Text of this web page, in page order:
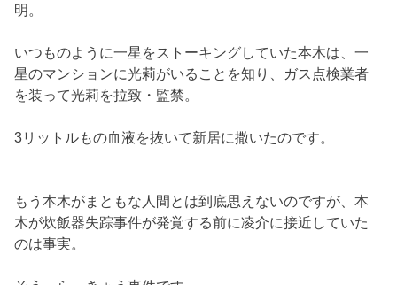
明。
いつものように一星をストーキングしていた本木は、一
星のマンションに光莉がいることを知り、ガス点検業者
を装って光莉を拉致・監禁。
3リットルもの血液を抜いて新居に撒いたのです。
もう本木がまともな人間とは到底思えないのですが、本
木が炊飯器失踪事件が発覚する前に凌介に接近していた
のは事実。